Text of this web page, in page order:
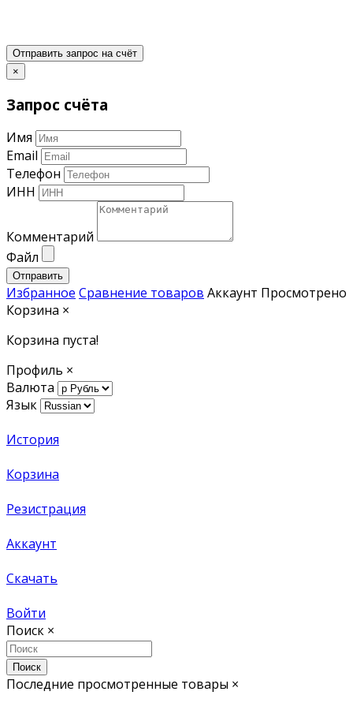
Отправить запрос на счёт
×
Запрос счёта
Имя
Email
Телефон
ИНН
Комментарий
Файл
Отправить
Избранное Сравнение товаров Аккаунт Просмотрено
Корзина ×
Корзина пуста!
Профиль ×
Валюта
Язык
История
Корзина
Резистрация
Аккаунт
Скачать
Войти
Поиск ×
Поиск
Последние просмотренные товары ×